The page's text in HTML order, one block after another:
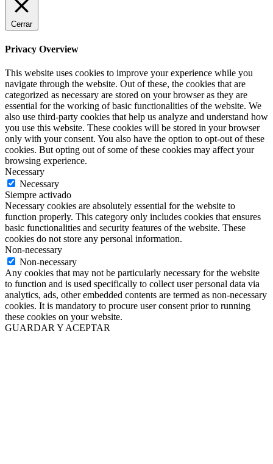
Cerrar
Privacy Overview
This website uses cookies to improve your experience while you
navigate through the website. Out of these, the cookies that are
categorized as necessary are stored on your browser as they are
essential for the working of basic functionalities of the website. We
also use third-party cookies that help us analyze and understand how
you use this website. These cookies will be stored in your browser
only with your consent. You also have the option to opt-out of these
cookies. But opting out of some of these cookies may affect your
browsing experience.
Necessary
Necessary
Siempre activado
Necessary cookies are absolutely essential for the website to
function properly. This category only includes cookies that ensures
basic functionalities and security features of the website. These
cookies do not store any personal information.
Non-necessary
Non-necessary
Any cookies that may not be particularly necessary for the website
to function and is used specifically to collect user personal data via
analytics, ads, other embedded contents are termed as non-necessary
cookies. It is mandatory to procure user consent prior to running
these cookies on your website.
GUARDAR Y ACEPTAR